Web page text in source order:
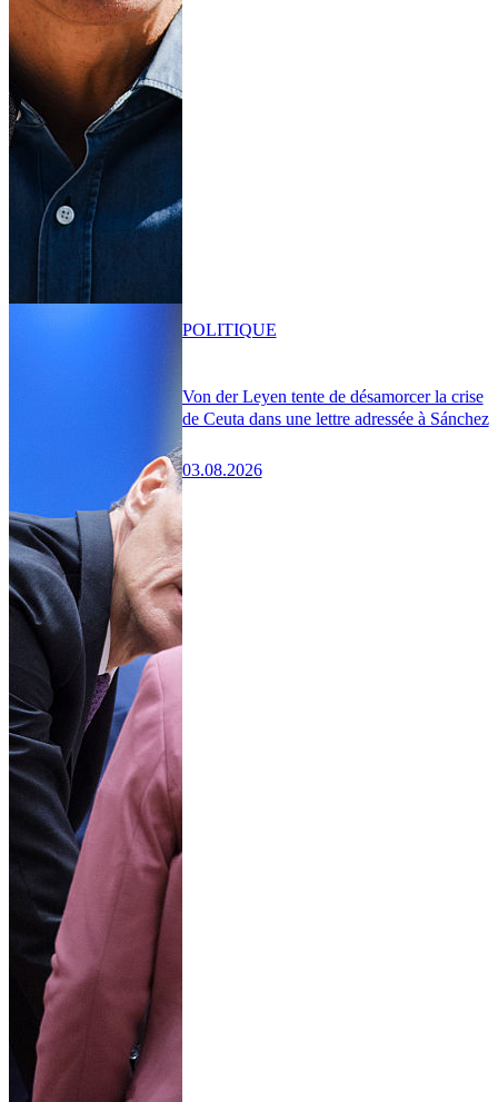
Von der Leyen tente de désamorcer la crise
de Ceuta dans une lettre adressée à Sánchez
03.08.2026
POLITIQUE